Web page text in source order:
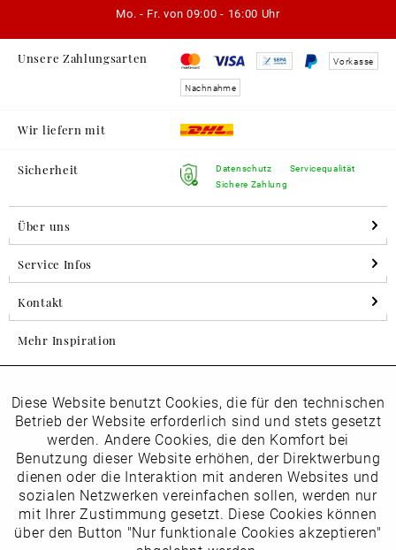
Mo. - Fr. von 09:00 - 16:00 Uhr
Unsere Zahlungsarten Vorkasse
Nachnahme
Wir liefern mit
Sicherheit
Datenschutz
Sichere Zahlung
Servicequalität
Über uns
Service Infos
Kontakt
Mehr Inspiration
Folgen Sie uns auf Instagram
horsch_schuhe
Newsletter
Funktionale Aktiv
Marketing Inaktiv
Tracking Inaktiv
Diese Website benutzt Cookies, die für den technischen
Betrieb der Website erforderlich sind und stets gesetzt
werden. Andere Cookies, die den Komfort bei
Benutzung dieser Website erhöhen, der Direktwerbung
dienen oder die Interaktion mit anderen Websites und
sozialen Netzwerken vereinfachen sollen, werden nur
mit Ihrer Zustimmung gesetzt. Diese Cookies können
über den Button "Nur funktionale Cookies akzeptieren"